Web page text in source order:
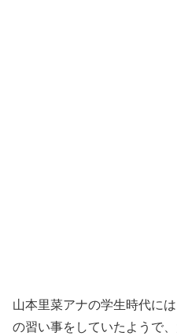
山本里菜アナの学生時代に
の習い事をしていたようで